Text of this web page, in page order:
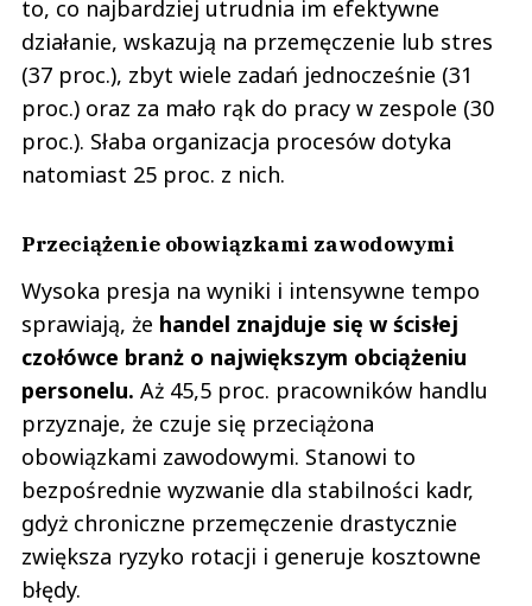
to, co najbardziej utrudnia im efektywne
działanie, wskazują na przemęczenie lub stres
(37 proc.), zbyt wiele zadań jednocześnie (31
proc.) oraz za mało rąk do pracy w zespole (30
proc.). Słaba organizacja procesów dotyka
natomiast 25 proc. z nich.
Przeciążenie obowiązkami zawodowymi
Wysoka presja na wyniki i intensywne tempo
sprawiają, że handel znajduje się w ścisłej
czołówce branż o największym obciążeniu
personelu. Aż 45,5 proc. pracowników handlu
przyznaje, że czuje się przeciążona
obowiązkami zawodowymi. Stanowi to
bezpośrednie wyzwanie dla stabilności kadr,
gdyż chroniczne przemęczenie drastycznie
zwiększa ryzyko rotacji i generuje kosztowne
błędy.